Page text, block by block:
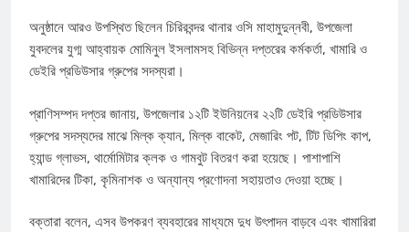
অনুষ্ঠানে আরও উপস্থিত ছিলেন চিরিরবন্দর থানার ওসি মাহামুদুন্নবী, উপজেলা
যুবদলের যুগ্ম আহ্বায়ক মোমিনুল ইসলামসহ বিভিন্ন দপ্তরের কর্মকর্তা, খামারি ও
ডেইরি প্রডিউসার গ্রুপের সদস্যরা।
প্রাণিসম্পদ দপ্তর জানায়, উপজেলার ১২টি ইউনিয়নের ২২টি ডেইরি প্রডিউসার
গ্রুপের সদস্যদের মাঝে মিল্ক ক্যান, মিল্ক বাকেট, মেজারিং পট, টিট ডিপিং কাপ,
হ্যান্ড গ্লাভস, থার্মোমিটার ক্লক ও গামবুট বিতরণ করা হয়েছে। পাশাপাশি
খামারিদের টিকা, কৃমিনাশক ও অন্যান্য প্রণোদনা সহায়তাও দেওয়া হচ্ছে।
বক্তারা বলেন, এসব উপকরণ ব্যবহারের মাধ্যমে দুধ উৎপাদন বাড়বে এবং খামারিরা